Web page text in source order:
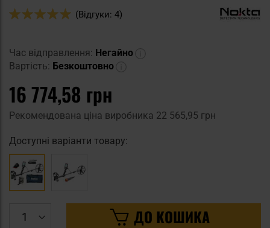
Оцінка:
(Відгуки: 4)
Час відправлення: Негайно
Вартість: Безкоштовно
16 774,58 грн
Рекомендована ціна виробника 22 565,95 грн
Доступні варіанти товару:
ДО КОШИКА